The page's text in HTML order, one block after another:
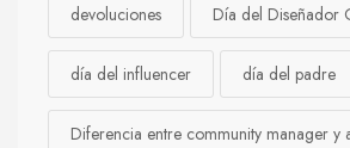
devoluciones Día del Diseñador
día del influencer día del padre
Diferencia entre community manager y